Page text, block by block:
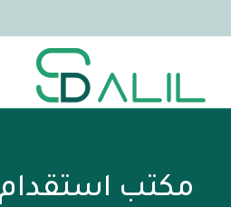
مكتب